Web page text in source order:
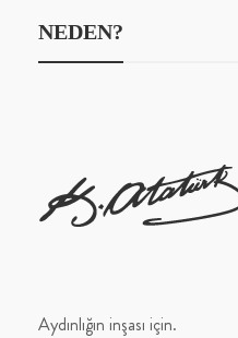
NEDEN?
Aydınlığın inşası için.